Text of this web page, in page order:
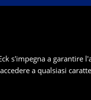
s'impegna a
a qualsiasi